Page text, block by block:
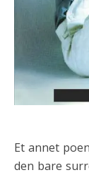
Et annet
den bare